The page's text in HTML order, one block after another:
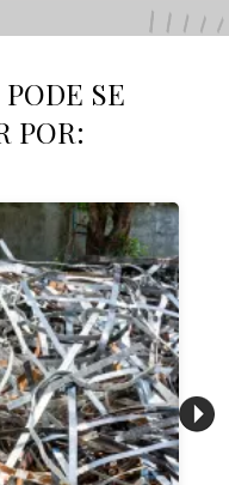
SE
POR: